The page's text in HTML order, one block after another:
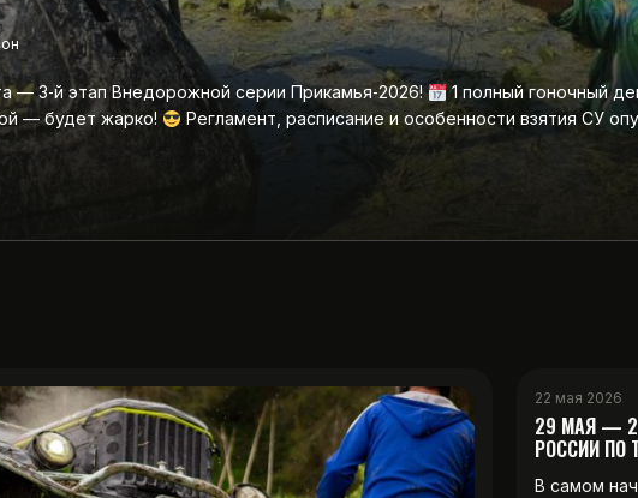
— 3‑й этап Внедорожной серии Прикамья‑2026! 1 полный гоночный
— будет жарко!
Регламент, расписание и особенности взятия СУ
22 мая 2026
29 МАЯ —
РОССИИ ПО
В самом